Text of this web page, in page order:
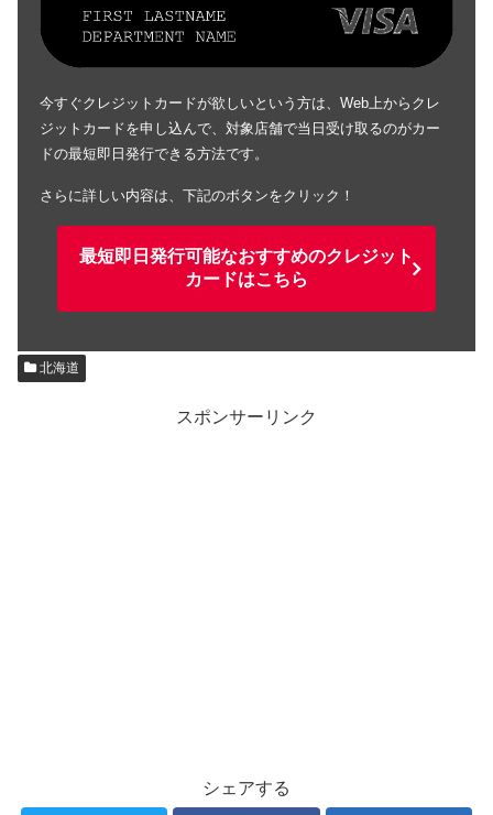
今すぐクレジットカードが欲しいという方は、Web上からクレ
ジットカードを申し込んで、対象店舗で当日受け取るのがカー
ドの最短即日発行できる方法です。
さらに詳しい内容は、下記のボタンをクリック！
最短即日発行可能なおすすめのクレジット
カードはこちら
北海道
スポンサーリンク
シェアする